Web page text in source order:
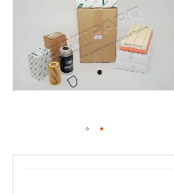
springen
springen